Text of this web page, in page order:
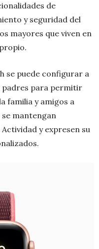
de
y seguridad del
mayores que viven en
se puede configurar a
padres para permitir
familia y amigos a
se mantengan
y expresen su